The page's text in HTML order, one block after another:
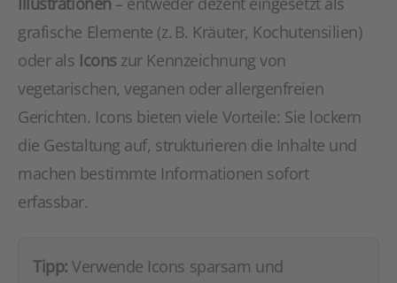
grafische Elemente (z. B. Kräuter, Kochutensilien)
oder als Icons zur Kennzeichnung von
vegetarischen, veganen oder allergenfreien
Gerichten. Icons bieten viele Vorteile: Sie lockern
die Gestaltung auf, strukturieren die Inhalte und
machen bestimmte Informationen sofort
erfassbar.
Tipp: Verwende Icons sparsam und